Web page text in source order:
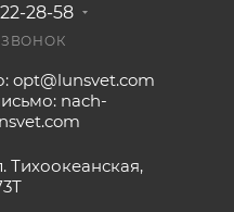
28-58
ЗВОНОК
opt@lunsvet.com
nach-
Тихоокеанская,